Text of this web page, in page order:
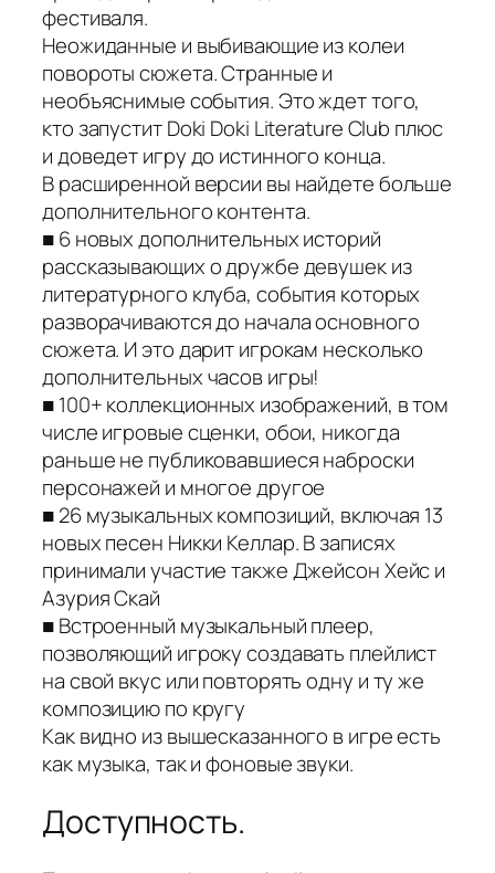
фестиваля.
Неожиданные и выбивающие из колеи
повороты сюжета. Странные и
необъяснимые события. Это ждет того,
кто запустит Doki Doki Literature Club плюс
и доведет игру до истинного конца.
В расширенной версии вы найдете больше
дополнительного контента.
■ 6 новых дополнительных историй
рассказывающих о дружбе девушек из
литературного клуба, события которых
разворачиваются до начала основного
сюжета. И это дарит игрокам несколько
дополнительных часов игры!
■ 100+ коллекционных изображений, в том
числе игровые сценки, обои, никогда
раньше не публиковавшиеся наброски
персонажей и многое другое
■ 26 музыкальных композиций, включая 13
новых песен Никки Келлар. В записях
принимали участие также Джейсон Хейс и
Азурия Скай
■ Встроенный музыкальный плеер,
позволяющий игроку создавать плейлист
на свой вкус или повторять одну и ту же
композицию по кругу
Как видно из вышесказанного в игре есть
как музыка, так и фоновые звуки.
Доступность.